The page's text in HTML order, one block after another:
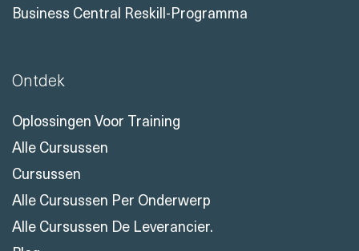
Business Central Reskill-Programma
Ontdek
Oplossingen Voor Training
Alle Cursussen
Cursussen
Alle Cursussen Per Onderwerp
Alle Cursussen De Leverancier.